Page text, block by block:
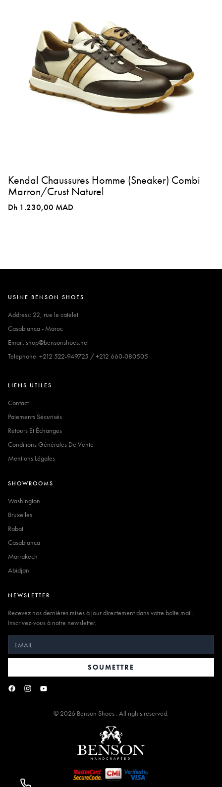
Kendal Chaussures Homme (Sneaker) Combi
Marron/Crust Naturel
Dh 1.230,00 MAD
USINE BENSON SHOES
Address: 22, rue le catelet
Casablanca - Maroc
Email: shop@bensonshoes.net
Telephone: +212 522-949725 / +212 660-080505
LIENS UTILES
Contact
Paiements Sécurisés
Retours Et Échanges
Conditions Générales De Vente
Mentions Légales
SHOWROOMS
Washington
Bruxelles
Rabat
Casablanca
Marrakech
Abidjan
NEWSLETTER
Recevez nos dernières mises à jour directement dans votre boîte mail.
Inscrivez-vous à notre newsletter.
SOUMETTRE
© 2026 Benson Shoes . All rights reserved.